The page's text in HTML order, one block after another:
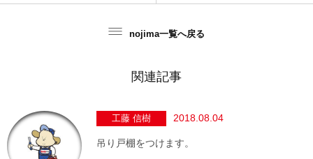
nojima一覧へ戻る
関連記事
工藤 信樹 2018.08.04
吊り戸棚をつけます。